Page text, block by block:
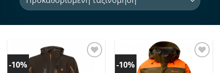
by
-10%
Προσθήκη
-10%
Προσθήκη
στα